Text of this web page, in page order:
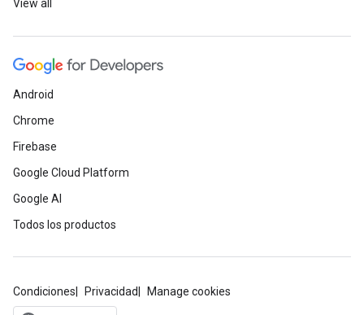
View all
Android
Chrome
Firebase
Google Cloud Platform
Google AI
Todos los productos
Condiciones Privacidad Manage cookies